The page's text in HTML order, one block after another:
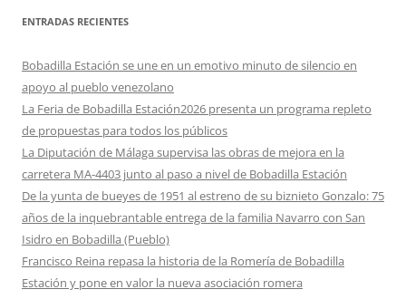
ENTRADAS RECIENTES
Bobadilla Estación se une en un emotivo minuto de silencio en
apoyo al pueblo venezolano
La Feria de Bobadilla Estación2026 presenta un programa repleto
de propuestas para todos los públicos
La Diputación de Málaga supervisa las obras de mejora en la
carretera MA-4403 junto al paso a nivel de Bobadilla Estación
De la yunta de bueyes de 1951 al estreno de su biznieto Gonzalo: 75
años de la inquebrantable entrega de la familia Navarro con San
Isidro en Bobadilla (Pueblo)
Francisco Reina repasa la historia de la Romería de Bobadilla
Estación y pone en valor la nueva asociación romera